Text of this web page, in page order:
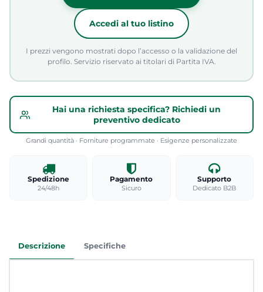
Accedi al tuo listino
I prezzi vengono mostrati dopo l’accesso o la validazione del
profilo. Servizio riservato ai titolari di Partita IVA.
Hai una richiesta specifica? Richiedi un
preventivo dedicato
Grandi quantità · Forniture programmate · Esigenze personalizzate
Spedizione
24/48h
Pagamento
Sicuro
Supporto
Dedicato B2B
Descrizione Specifiche